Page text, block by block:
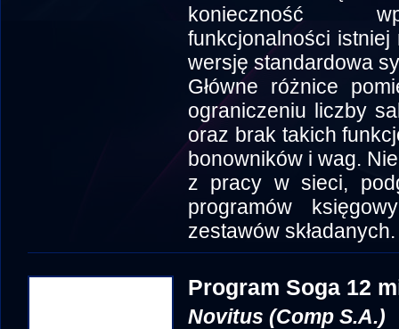
konieczność
funkcjonalności istniej
wersję standardowa
Główne różnice
ograniczeniu liczby
oraz brak takich
bonowników i wag.
z pracy w sieci,
programów
zestawów składanych.
Program Soga 12
Novitus (Comp S.A.)